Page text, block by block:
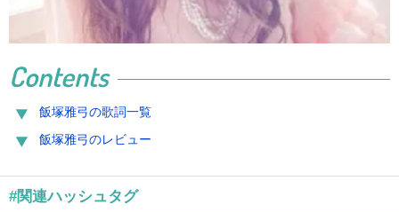
Contents
飯塚雅弓の歌詞一覧
飯塚雅弓のレビュー
#関連ハッシュタグ